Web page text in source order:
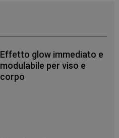
Effetto glow immediato e
modulabile per viso e
corpo
.www.panoramacosmetico.it